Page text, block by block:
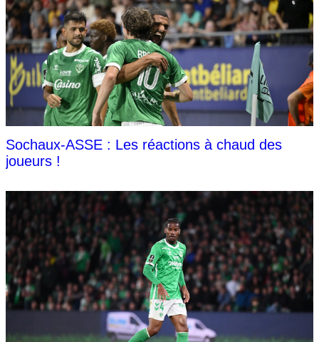
Sochaux-ASSE : Les réactions à chaud des
joueurs !